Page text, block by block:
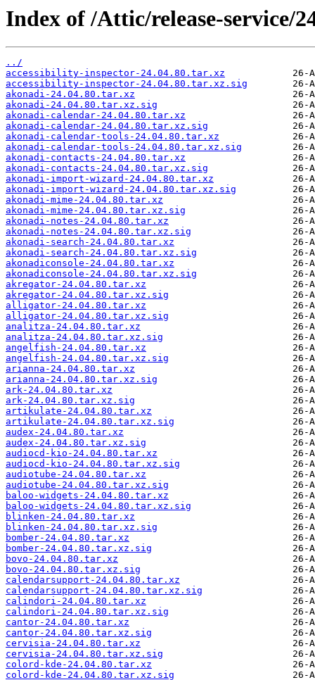
Index of /Attic/release-service/
../
accessibility-inspector-24.04.80.tar.xz
accessibility-inspector-24.04.80.tar.xz.sig
akonadi-24.04.80.tar.xz
akonadi-24.04.80.tar.xz.sig
akonadi-calendar-24.04.80.tar.xz
akonadi-calendar-24.04.80.tar.xz.sig
akonadi-calendar-tools-24.04.80.tar.xz
akonadi-calendar-tools-24.04.80.tar.xz.sig
akonadi-contacts-24.04.80.tar.xz
akonadi-contacts-24.04.80.tar.xz.sig
akonadi-import-wizard-24.04.80.tar.xz
akonadi-import-wizard-24.04.80.tar.xz.sig
akonadi-mime-24.04.80.tar.xz
akonadi-mime-24.04.80.tar.xz.sig
akonadi-notes-24.04.80.tar.xz
akonadi-notes-24.04.80.tar.xz.sig
akonadi-search-24.04.80.tar.xz
akonadi-search-24.04.80.tar.xz.sig
akonadiconsole-24.04.80.tar.xz
akonadiconsole-24.04.80.tar.xz.sig
akregator-24.04.80.tar.xz
akregator-24.04.80.tar.xz.sig
alligator-24.04.80.tar.xz
alligator-24.04.80.tar.xz.sig
analitza-24.04.80.tar.xz
analitza-24.04.80.tar.xz.sig
angelfish-24.04.80.tar.xz
angelfish-24.04.80.tar.xz.sig
arianna-24.04.80.tar.xz
arianna-24.04.80.tar.xz.sig
ark-24.04.80.tar.xz
ark-24.04.80.tar.xz.sig
artikulate-24.04.80.tar.xz
artikulate-24.04.80.tar.xz.sig
audex-24.04.80.tar.xz
audex-24.04.80.tar.xz.sig
audiocd-kio-24.04.80.tar.xz
audiocd-kio-24.04.80.tar.xz.sig
audiotube-24.04.80.tar.xz
audiotube-24.04.80.tar.xz.sig
baloo-widgets-24.04.80.tar.xz
baloo-widgets-24.04.80.tar.xz.sig
blinken-24.04.80.tar.xz
blinken-24.04.80.tar.xz.sig
bomber-24.04.80.tar.xz
bomber-24.04.80.tar.xz.sig
bovo-24.04.80.tar.xz
bovo-24.04.80.tar.xz.sig
calendarsupport-24.04.80.tar.xz
calendarsupport-24.04.80.tar.xz.sig
calindori-24.04.80.tar.xz
calindori-24.04.80.tar.xz.sig
cantor-24.04.80.tar.xz
cantor-24.04.80.tar.xz.sig
cervisia-24.04.80.tar.xz
cervisia-24.04.80.tar.xz.sig
colord-kde-24.04.80.tar.xz
colord-kde-24.04.80.tar.xz.sig